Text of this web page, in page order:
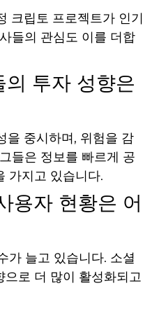
크립토 프로젝트가 인기
들의 관심도 이를 더합
투자 성향은
중시하며, 위험을 감
들은 정보를 빠르게 공
가지고 있습니다.
용자 현황은 어
가 늘고 있습니다. 소셜
로 더 많이 활성화되고